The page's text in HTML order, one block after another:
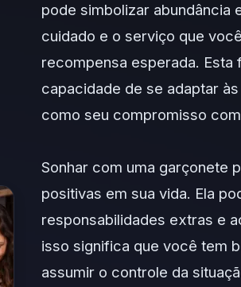
pode simbolizar abundância
cuidado e o serviço que
recompensa esperada. Esta
capacidade de se adaptar
como seu compromisso
Sonhar com uma garçonete
positivas em sua vida. Ela
responsabilidades extras e
isso significa que você tem
assumir o controle da